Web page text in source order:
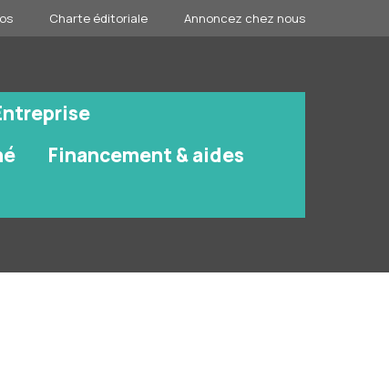
Charte éditoriale Annoncez chez nous
Financement & aides